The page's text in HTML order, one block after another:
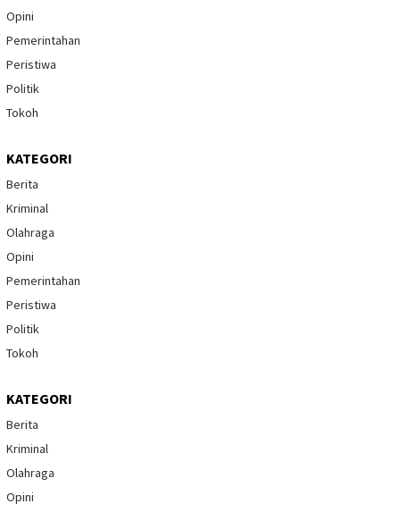
Opini
Pemerintahan
Peristiwa
Politik
Tokoh
KATEGORI
Berita
Kriminal
Olahraga
Opini
Pemerintahan
Peristiwa
Politik
Tokoh
KATEGORI
Berita
Kriminal
Olahraga
Opini